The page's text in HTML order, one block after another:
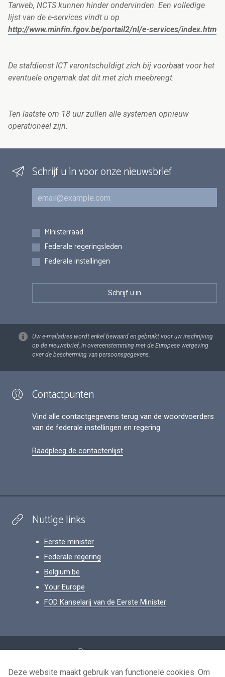
Tarweb, NCTS kunnen hinder ondervinden. Een volledige
lijst van de e-services vindt u op
http://www.minfin.fgov.be/portail2/nl/e-services/index.htm
De stafdienst ICT verontschuldigt zich bij voorbaat voor het
eventuele ongemak dat dit met zich meebrengt.
Ten laatste om 18 uur zullen alle systemen opnieuw
operationeel zijn.
Schrijf u in voor onze nieuwsbrief
E-mail
Inschrijvingen
Ministerraad
Federale regeringsleden
Federale instellingen
Uw e-mailadres wordt enkel bewaard en gebruikt voor uw inschrijving
op de nieuwsbrief, in overeenstemming met de Europese wetgeving
over de bescherming van persoonsgegevens.
Contactpunten
Vind alle contactgegevens terug van de woordvoerders
van de federale instellingen en regering.
Raadpleeg de contactenlijst
Nuttige links
Eerste minister
Federale regering
Belgium.be
Your Europe
FOD Kanselarij van de Eerste Minister
Persoonsgegevens
Voorwaarden voor het hergebruik
Deze website maakt gebruik van functionele cookies. Om